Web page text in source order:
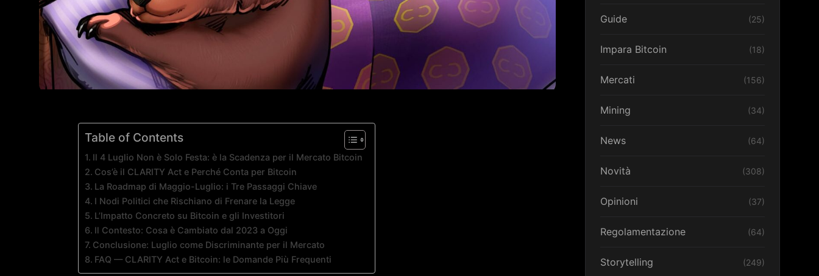
Table of Contents
Il 4 Luglio Non è Solo Festa: è la Scadenza per il Mercato Bitcoin
Cos’è il CLARITY Act e Perché Conta per Bitcoin
La Roadmap di Maggio-Luglio: i Tre Passaggi Chiave
I Nodi Politici che Rischiano di Frenare la Legge
L’Impatto Concreto su Bitcoin e gli Investitori
Il Contesto: Cosa è Cambiato dal 2023 a Oggi
Conclusione: Luglio come Discriminante per il Mercato
FAQ — CLARITY Act e Bitcoin: le Domande Più Frequenti
Guide (25)
Impara Bitcoin (18)
Mercati (156)
Mining (34)
News (64)
Novità (308)
Opinioni (37)
Regolamentazione (64)
Storytelling (249)